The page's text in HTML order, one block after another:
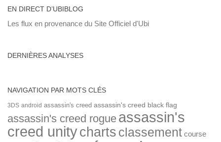
EN DIRECT D’UBIBLOG
Les flux en provenance du Site Officiel d'Ubi
DERNIÈRES ANALYSES
NAVIGATION PAR MOTS CLÉS
3DS android assassin's creed assassin's creed black flag
assassin's creed rogue assassin's
creed unitycharts classement course